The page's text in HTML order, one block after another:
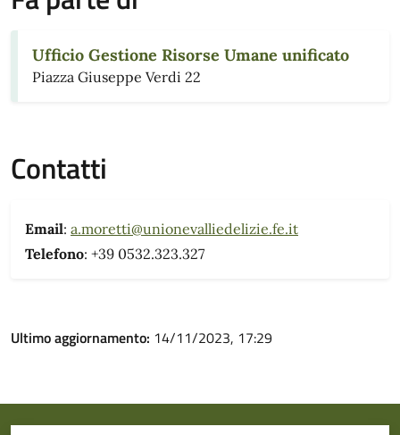
Ufficio Gestione Risorse Umane unificato
Piazza Giuseppe Verdi 22
Contatti
Email: a.moretti@unionevalliedelizie.fe.it
Telefono: +39 0532.323.327
Ultimo aggiornamento: 14/11/2023, 17:29